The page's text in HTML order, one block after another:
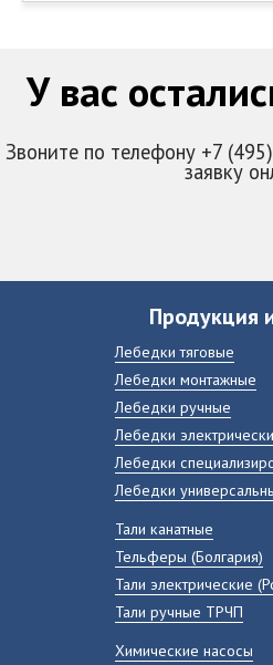
У вас
Звоните по телефону +7
заявку
Продукция
Лебедки тяговые
Лебедки монтажные
Лебедки ручные
Лебедки
Лебедки
Лебедки
Тали канатные
Тельферы (Болгария)
Тали электрические
Тали ручные ТРЧП
Химические насосы